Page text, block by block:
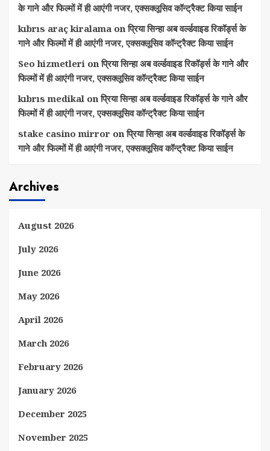
के गाने और फिल्मों में ही आएंगी नजर, एक्सक्लूसिव कॉन्ट्रैक्ट किया साईन
kıbrıs araç kiralama onप्रिया सिन्हा अब वर्ल्डवाइड रिकॉर्ड्स के
गाने और फिल्मों में ही आएंगी नजर, एक्सक्लूसिव कॉन्ट्रैक्ट किया साईन
Seo hizmetleri onप्रिया सिन्हा अब वर्ल्डवाइड रिकॉर्ड्स के गाने और
फिल्मों में ही आएंगी नजर, एक्सक्लूसिव कॉन्ट्रैक्ट किया साईन
kıbrıs medikal onप्रिया सिन्हा अब वर्ल्डवाइड रिकॉर्ड्स के गाने और
फिल्मों में ही आएंगी नजर, एक्सक्लूसिव कॉन्ट्रैक्ट किया साईन
stake casino mirror onप्रिया सिन्हा अब वर्ल्डवाइड रिकॉर्ड्स के
गाने और फिल्मों में ही आएंगी नजर, एक्सक्लूसिव कॉन्ट्रैक्ट किया साईन
Archives
August 2026
July 2026
June 2026
May 2026
April 2026
March 2026
February 2026
January 2026
December 2025
November 2025